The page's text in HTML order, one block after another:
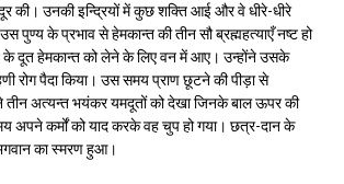
की। उनकी इन्द्रियों में कुछ शक्ति आई और वे धीरे-धीरे
पुण्य के प्रभाव से हेमकान्त की तीन सौ ब्रह्महत्याएँ नष्ट हो
दूत हेमकान्त को लेने के लिए वन में आए। उन्होंने उसके
रोग पैदा किया। उस समय प्राण छूटने की पीड़ा से
तीन अत्यन्त भयंकर यमदूतों को देखा जिनके बाल ऊपर की
कर्मों को याद करके वह चुप हो गया। छत्र-दान के
का स्मरण हुआ।